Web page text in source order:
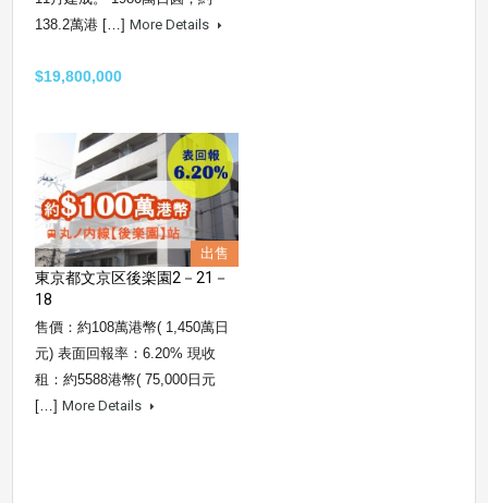
138.2萬港 […]More Details
$19,800,000
出售
東京都文京区後楽園2－21－
18
售價：約108萬港幣( 1,450萬日
元) 表面回報率：6.20% 現收
租：約5588港幣( 75,000日元
[…]More Details